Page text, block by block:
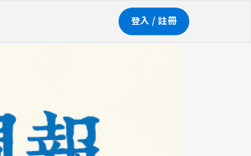
登入 / 註冊